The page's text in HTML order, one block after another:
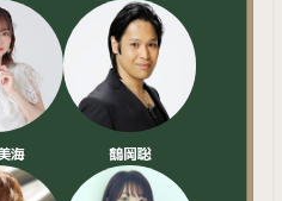
海 鶴岡聡